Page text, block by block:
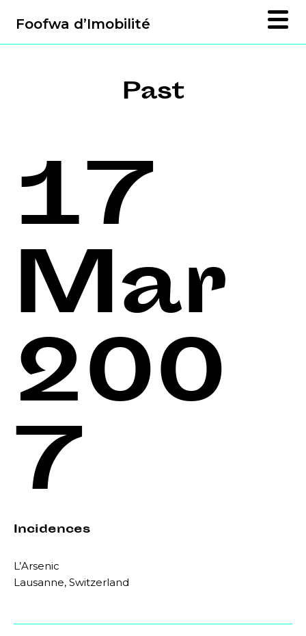
Foofwa d’Imobilité
Past
17
Mar
200
7
Incidences
L’Arsenic
Lausanne, Switzerland